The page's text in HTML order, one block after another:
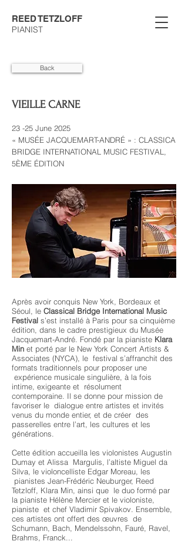
REED TETZLOFF
PIANIST
Back
VIEILLE CARNE
23 -25 June 2025
« MUSÉE JACQUEMART-ANDRÉ » : CLASSICA
BRIDGE INTERNATIONAL MUSIC FESTIVAL,
5ÈME ÉDITION
Après avoir conquis New York, Bordeaux et
Séoul, le Classical Bridge International Music
Festival s’est installé à Paris pour sa cinquième
édition, dans le cadre prestigieux du Musée
Jacquemart-André. Fondé par la pianiste Klara
Min et porté par le New York Concert Artists &
Associates (NYCA), le festival s’affranchit des
formats traditionnels pour proposer une
expérience musicale singulière, à la fois
intime, exigeante et résolument
contemporaine. Il se donne pour mission de
favoriser le dialogue entre artistes et invités
venus du monde entier, et de créer des
passerelles entre l’art, les cultures et les
générations.
Cette édition accueilla les violonistes Augustin
Dumay et Alissa Margulis, l’altiste Miguel da
Silva, le violoncelliste Edgar Moreau, les
pianistes Jean-Frédéric Neuburger, Reed
Tetzloff, Klara Min, ainsi que le duo formé par
la pianiste Hélène Mercier et le violoniste,
pianiste et chef Vladimir Spivakov. Ensemble,
ces artistes ont offert des œuvres de
Schumann, Bach, Mendelssohn, Fauré, Ravel,
Brahms, Franck...